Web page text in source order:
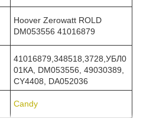
Hoover Zerowatt ROLD
DM053556 41016879
41016879,348518,3728,УБЛ0
01КА, DM053556, 49030389,
CY4408, DA052036
Candy